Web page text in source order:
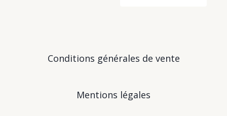
Conditions générales de vente
Mentions légales